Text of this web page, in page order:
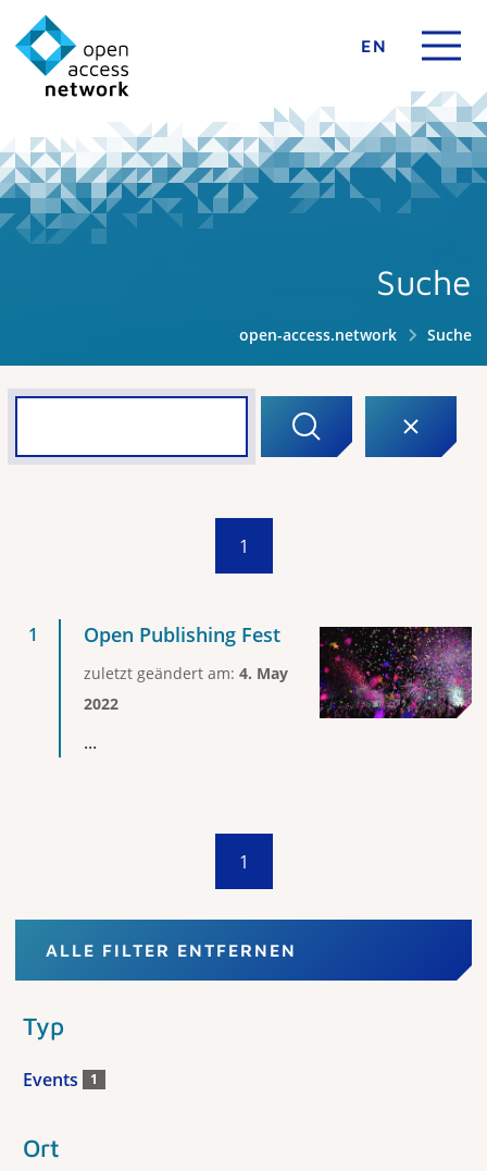
EN
Suche
open-access.network Suche
1
Open Publishing Fest
zuletzt geändert am: 4. May
2022
...
1
ALLE FILTER ENTFERNEN
Typ
Events 1
Ort